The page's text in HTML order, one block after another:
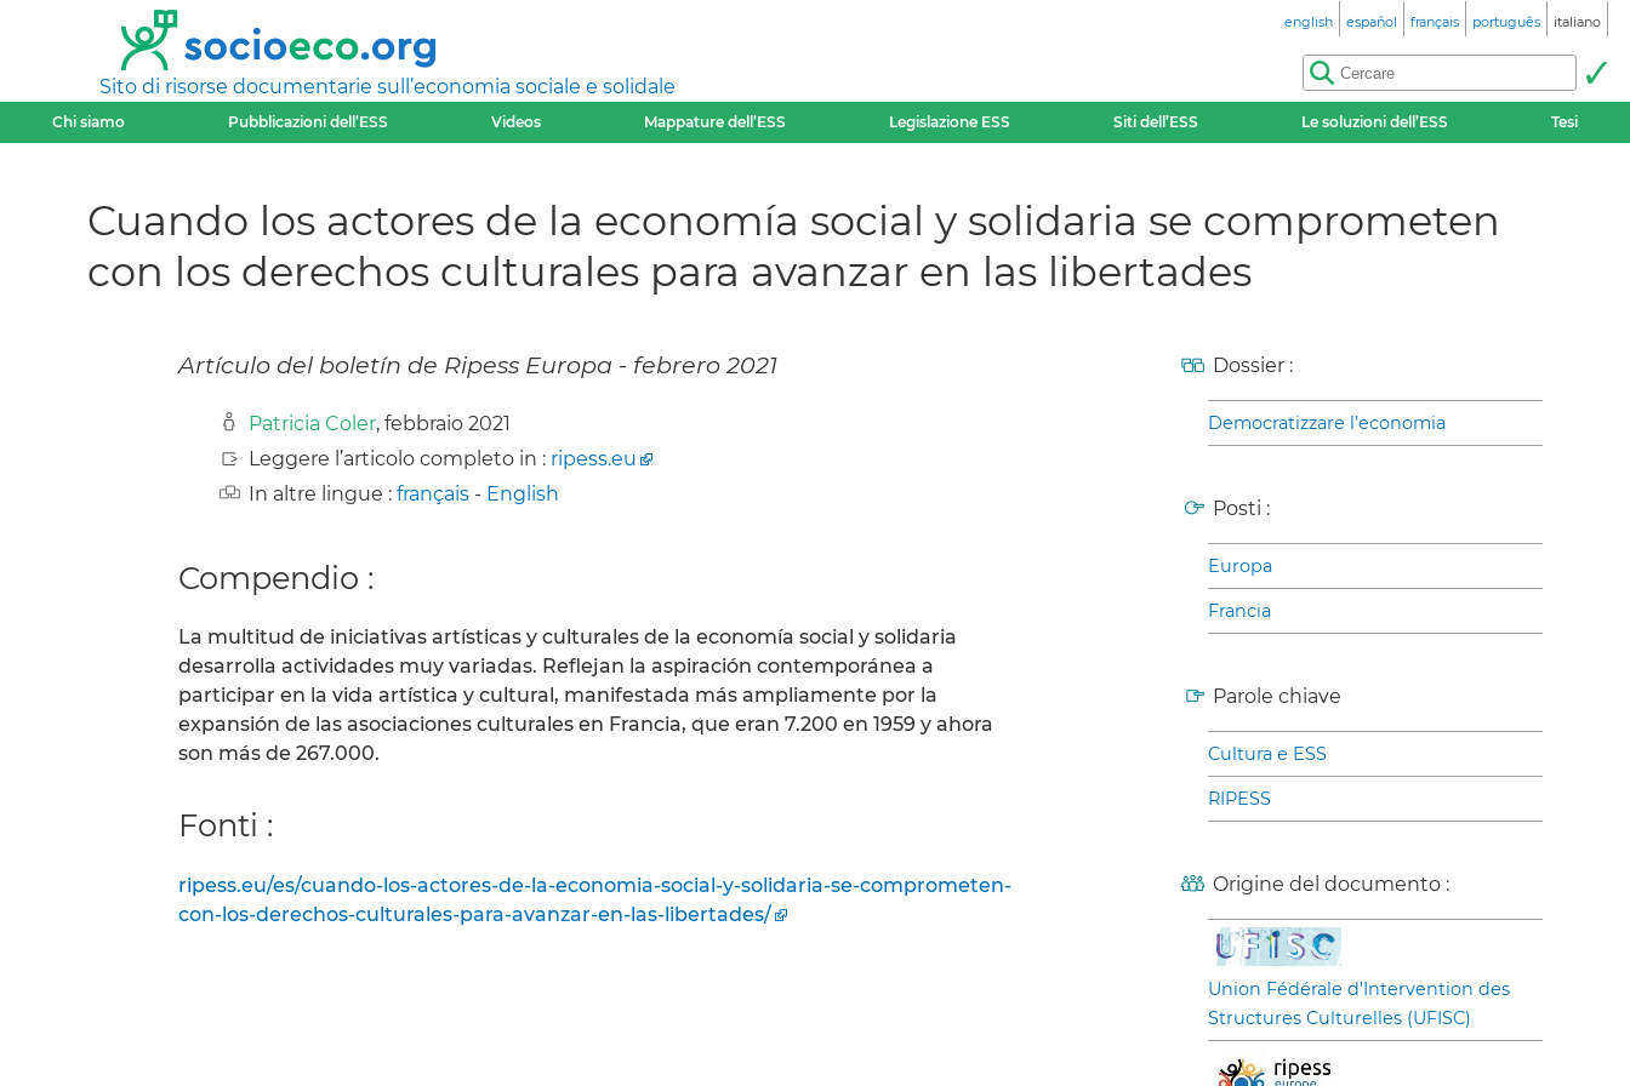
Sito di risorse documentarie sull’economia sociale e solidale
english español français português italiano
Chi siamo Pubblicazioni dell’ESS Videos Mappature dell’ESS Legislazione ESS Siti dell’ESS Le soluzioni dell’ESS Tesi
Cuando los actores de la economía social y solidaria se comprometen
con los derechos culturales para avanzar en las libertades
Artículo del boletín de Ripess Europa - febrero 2021
Patricia Coler, febbraio 2021
Leggere l’articolo completo in : ripess.eu
In altre lingue : français - English
Compendio :
La multitud de iniciativas artísticas y culturales de la economía social y solidaria
desarrolla actividades muy variadas. Reflejan la aspiración contemporánea a
participar en la vida artística y cultural, manifestada más ampliamente por la
expansión de las asociaciones culturales en Francia, que eran 7.200 en 1959 y ahora
son más de 267.000.
Fonti :
ripess.eu/es/cuando-los-actores-de-la-economia-social-y-solidaria-se-comprometen-
con-los-derechos-culturales-para-avanzar-en-las-libertades/
Dossier :
Democratizzare l’economia
Posti :
Europa
Francia
Parole chiave
Cultura e ESS
RIPESS
Origine del documento :
Union Fédérale d’Intervention des
Structures Culturelles (UFISC)